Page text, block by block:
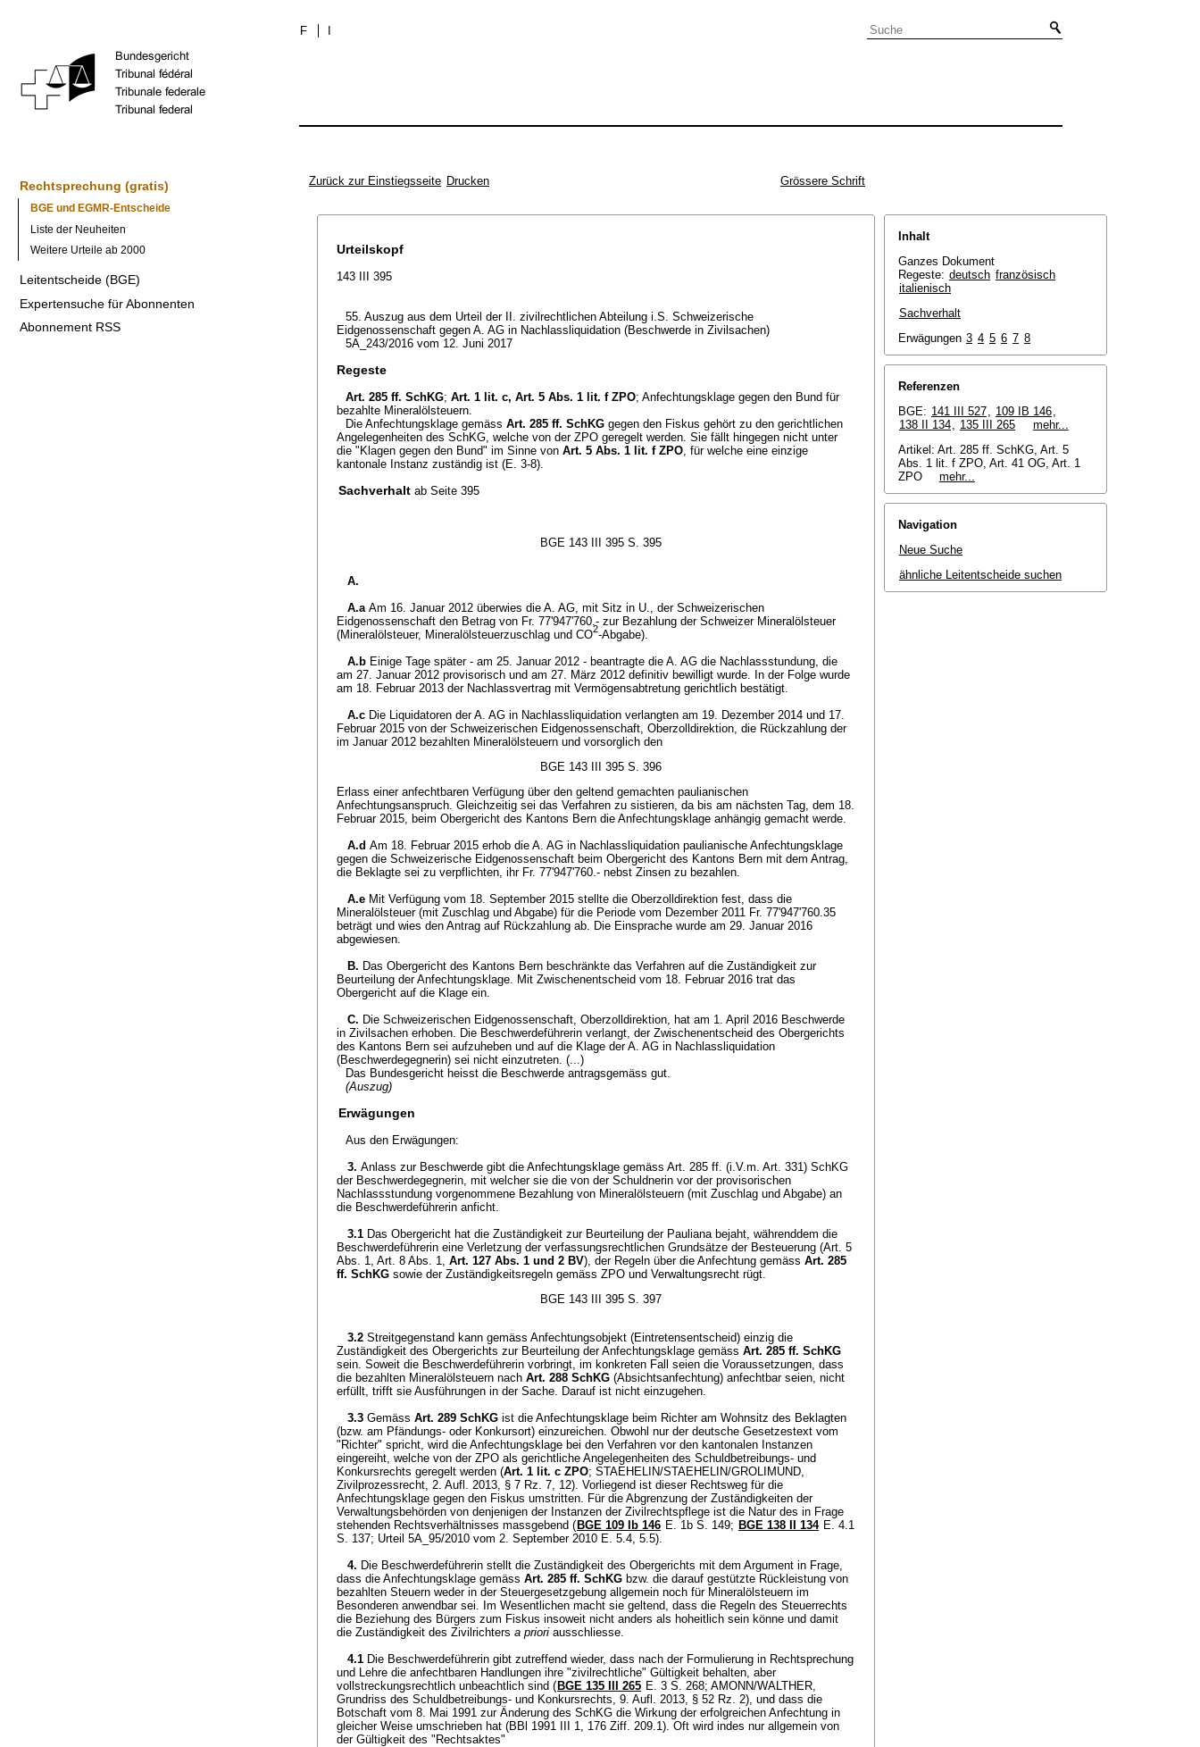
F
Rechtsprechung (gratis)
BGE und EGMR-Entscheide
Liste der Neuheiten
Weitere Urteile ab 2000
Leitentscheide (BGE)
Expertensuche für Abonnenten
Abonnement RSS
Zurück zur Einstiegsseite Drucken Grössere Schrift
Urteilskopf
143 III 395
55. Auszug aus dem Urteil der II. zivilrechtlichen Abteilung i.S. Schweizerische
Eidgenossenschaft gegen A. AG in Nachlassliquidation (Beschwerde in Zivilsachen)
5A_243/2016 vom 12. Juni 2017
Regeste
Art. 285 ff. SchKG; Art. 1 lit. c, Art. 5 Abs. 1 lit. f ZPO; Anfechtungsklage gegen den Bund für
bezahlte Mineralölsteuern.
Die Anfechtungsklage gemäss Art. 285 ff. SchKG gegen den Fiskus gehört zu den gerichtlichen
Angelegenheiten des SchKG, welche von der ZPO geregelt werden. Sie fällt hingegen nicht unter
die "Klagen gegen den Bund" im Sinne von Art. 5 Abs. 1 lit. f ZPO, für welche eine einzige
kantonale Instanz zuständig ist (E. 3-8).
Sachverhalt ab Seite 395
BGE 143 III 395 S. 395
A.
A.a Am 16. Januar 2012 überwies die A. AG, mit Sitz in U., der Schweizerischen
Eidgenossenschaft den Betrag von Fr. 77'947'760.- zur Bezahlung der Schweizer Mineralölsteuer
(Mineralölsteuer, Mineralölsteuerzuschlag und CO2-Abgabe).
A.b Einige Tage später - am 25. Januar 2012 - beantragte die A. AG die Nachlassstundung, die
am 27. Januar 2012 provisorisch und am 27. März 2012 definitiv bewilligt wurde. In der Folge wurde
am 18. Februar 2013 der Nachlassvertrag mit Vermögensabtretung gerichtlich bestätigt.
A.c Die Liquidatoren der A. AG in Nachlassliquidation verlangten am 19. Dezember 2014 und 17.
Februar 2015 von der Schweizerischen Eidgenossenschaft, Oberzolldirektion, die Rückzahlung der
im Januar 2012 bezahlten Mineralölsteuern und vorsorglich den
BGE 143 III 395 S. 396
Erlass einer anfechtbaren Verfügung über den geltend gemachten paulianischen
Anfechtungsanspruch. Gleichzeitig sei das Verfahren zu sistieren, da bis am nächsten Tag, dem 18.
Februar 2015, beim Obergericht des Kantons Bern die Anfechtungsklage anhängig gemacht werde.
A.d Am 18. Februar 2015 erhob die A. AG in Nachlassliquidation paulianische Anfechtungsklage
gegen die Schweizerische Eidgenossenschaft beim Obergericht des Kantons Bern mit dem Antrag,
die Beklagte sei zu verpflichten, ihr Fr. 77'947'760.- nebst Zinsen zu bezahlen.
A.e Mit Verfügung vom 18. September 2015 stellte die Oberzolldirektion fest, dass die
Mineralölsteuer (mit Zuschlag und Abgabe) für die Periode vom Dezember 2011 Fr. 77'947'760.35
beträgt und wies den Antrag auf Rückzahlung ab. Die Einsprache wurde am 29. Januar 2016
abgewiesen.
B. Das Obergericht des Kantons Bern beschränkte das Verfahren auf die Zuständigkeit zur
Beurteilung der Anfechtungsklage. Mit Zwischenentscheid vom 18. Februar 2016 trat das
Obergericht auf die Klage ein.
C. Die Schweizerischen Eidgenossenschaft, Oberzolldirektion, hat am 1. April 2016 Beschwerde
in Zivilsachen erhoben. Die Beschwerdeführerin verlangt, der Zwischenentscheid des Obergerichts
des Kantons Bern sei aufzuheben und auf die Klage der A. AG in Nachlassliquidation
(Beschwerdegegnerin) sei nicht einzutreten. (...)
Das Bundesgericht heisst die Beschwerde antragsgemäss gut.
(Auszug)
Erwägungen
Aus den Erwägungen:
3. Anlass zur Beschwerde gibt die Anfechtungsklage gemäss Art. 285 ff. (i.V.m. Art. 331) SchKG
der Beschwerdegegnerin, mit welcher sie die von der Schuldnerin vor der provisorischen
Nachlassstundung vorgenommene Bezahlung von Mineralölsteuern (mit Zuschlag und Abgabe) an
die Beschwerdeführerin anficht.
3.1 Das Obergericht hat die Zuständigkeit zur Beurteilung der Pauliana bejaht, währenddem die
Beschwerdeführerin eine Verletzung der verfassungsrechtlichen Grundsätze der Besteuerung (Art. 5
Abs. 1, Art. 8 Abs. 1, Art. 127 Abs. 1 und 2 BV), der Regeln über die Anfechtung gemäss Art. 285
ff. SchKG sowie der Zuständigkeitsregeln gemäss ZPO und Verwaltungsrecht rügt.
BGE 143 III 395 S. 397
3.2 Streitgegenstand kann gemäss Anfechtungsobjekt (Eintretensentscheid) einzig die
Zuständigkeit des Obergerichts zur Beurteilung der Anfechtungsklage gemäss Art. 285 ff. SchKG
sein. Soweit die Beschwerdeführerin vorbringt, im konkreten Fall seien die Voraussetzungen, dass
die bezahlten Mineralölsteuern nach Art. 288 SchKG (Absichtsanfechtung) anfechtbar seien, nicht
erfüllt, trifft sie Ausführungen in der Sache. Darauf ist nicht einzugehen.
3.3 Gemäss Art. 289 SchKG ist die Anfechtungsklage beim Richter am Wohnsitz des Beklagten
(bzw. am Pfändungs- oder Konkursort) einzureichen. Obwohl nur der deutsche Gesetzestext vom
"Richter" spricht, wird die Anfechtungsklage bei den Verfahren vor den kantonalen Instanzen
eingereiht, welche von der ZPO als gerichtliche Angelegenheiten des Schuldbetreibungs- und
Konkursrechts geregelt werden (Art. 1 lit. c ZPO; STAEHELIN/STAEHELIN/GROLIMUND,
Zivilprozessrecht, 2. Aufl. 2013, § 7 Rz. 7, 12). Vorliegend ist dieser Rechtsweg für die
Anfechtungsklage gegen den Fiskus umstritten. Für die Abgrenzung der Zuständigkeiten der
Verwaltungsbehörden von denjenigen der Instanzen der Zivilrechtspflege ist die Natur des in Frage
stehenden Rechtsverhältnisses massgebend ( BGE 109 Ib 146 E. 1b S. 149; BGE 138 II 134 E. 4.1
S. 137; Urteil 5A_95/2010 vom 2. September 2010 E. 5.4, 5.5).
4. Die Beschwerdeführerin stellt die Zuständigkeit des Obergerichts mit dem Argument in Frage,
dass die Anfechtungsklage gemäss Art. 285 ff. SchKG bzw. die darauf gestützte Rückleistung von
bezahlten Steuern weder in der Steuergesetzgebung allgemein noch für Mineralölsteuern im
Besonderen anwendbar sei. Im Wesentlichen macht sie geltend, dass die Regeln des Steuerrechts
die Beziehung des Bürgers zum Fiskus insoweit nicht anders als hoheitlich sein könne und damit
die Zuständigkeit des Zivilrichters a priori ausschliesse.
4.1 Die Beschwerdeführerin gibt zutreffend wieder, dass nach der Formulierung in Rechtsprechung
und Lehre die anfechtbaren Handlungen ihre "zivilrechtliche" Gültigkeit behalten, aber
vollstreckungsrechtlich unbeachtlich sind ( BGE 135 III 265 E. 3 S. 268; AMONN/WALTHER,
Grundriss des Schuldbetreibungs- und Konkursrechts, 9. Aufl. 2013, § 52 Rz. 2), und dass die
Botschaft vom 8. Mai 1991 zur Änderung des SchKG die Wirkung der erfolgreichen Anfechtung in
gleicher Weise umschrieben hat (BBl 1991 III 1, 176 Ziff. 209.1). Oft wird indes nur allgemein von
der Gültigkeit des "Rechtsaktes"
Inhalt
Ganzes Dokument
Regeste: deutsch französisch
italienisch
Sachverhalt
Erwägungen 3 4 5 6 7 8
Referenzen
BGE: 141 III 527, 109 IB 146,
138 II 134, 135 III 265
mehr...
Artikel: Art. 285 ff. SchKG, Art. 5
Abs. 1 lit. f ZPO, Art. 41 OG, Art. 1
ZPO
mehr...
Navigation
Neue Suche
ähnliche Leitentscheide suchen